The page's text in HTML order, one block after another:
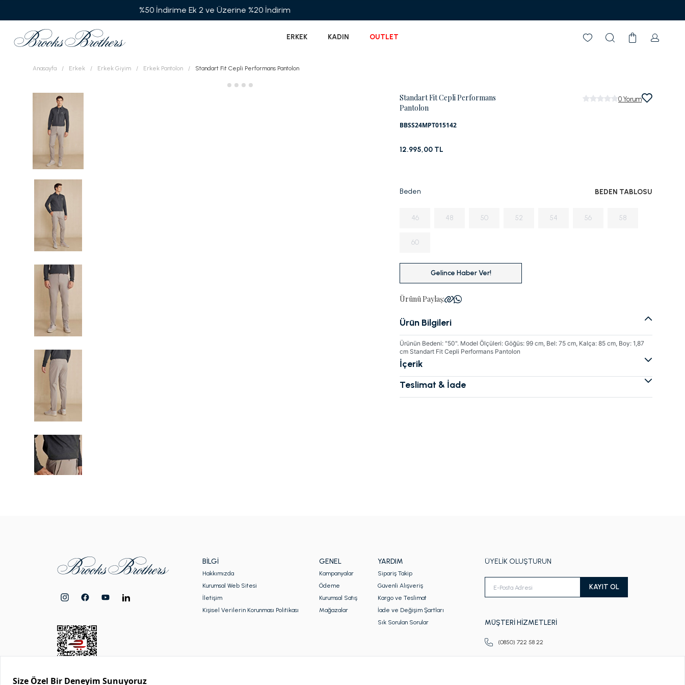
ERKEK KADIN OUTLET
Anasayfa Erkek Erkek Giyim Erkek Pantolon Standart Fit Cepli Performans Pantolon
Standart Fit Cepli Performans
Pantolon
BBSS24MPT015142
0 Yorum
12.995,00 TL
Beden BEDEN TABLOSU
46 48 50 52 54 56 58
60
Gelince Haber Ver!
Ürünü Paylaş:
Ürün Bilgileri
Ürünün Bedeni: "50". Model Ölçüleri: Göğüs: 99 cm, Bel: 75 cm, Kalça: 85 cm, Boy: 1,87
cm Standart Fit Cepli Performans Pantolon
İçerik
Teslimat & İade
BILGI
Hakkımızda
Kurumsal Web Sitesi
İletişim
Kişisel Verilerin Korunması Politikası
GENEL
Kampanyalar
Ödeme
Kurumsal Satış
Mağazalar
YARDIM
Sipariş Takip
Güvenli Alışveriş
Kargo ve Teslimat
İade ve Değişim Şartları
Sık Sorulan Sorular
ÜYELİK OLUŞTURUN
KAYIT OL
MÜŞTERİ HİZMETLERİ
(0850) 722 58 22